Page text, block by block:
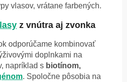
vlasov, vrátane farbených.
z vnútra aj zvonka
odporúčame kombinovať
doplnkami na
napríklad s biotínom,
. Spoločne pôsobia na